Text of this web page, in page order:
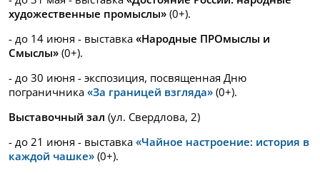
художественные промыслы» (0+).
- до 14 июня - выставка «Народные ПРОмыслы и
Смыслы» (0+).
- до 30 июня - экспозиция, посвященная Дню
пограничника «За границей взгляда» (0+).
Выставочный зал (ул. Свердлова, 2)
- до 21 июня - выставка «Чайное настроение: история в
каждой чашке» (0+).